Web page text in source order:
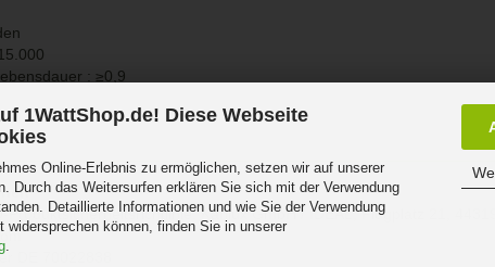
1WattShop.de! Diese Webseite
Online-Erlebnis zu ermöglichen, setzen wir auf unserer
Durch das Weitersurfen erklären Sie sich mit der Verwendung
Detaillierte Informationen und wie Sie der Verwendung
widersprechen können, finden Sie in unserer
.
15.000
: ≥0,9
Produktsicherheitsrichtlinie:Kanlux GmbH / IDEAL, Flugplatz 21, 44319
DE